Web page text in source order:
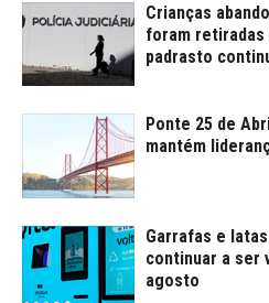
Crianças
foram retiradas
padrasto
Ponte 25 de
mantém
Garrafas e
continuar a ser
agosto